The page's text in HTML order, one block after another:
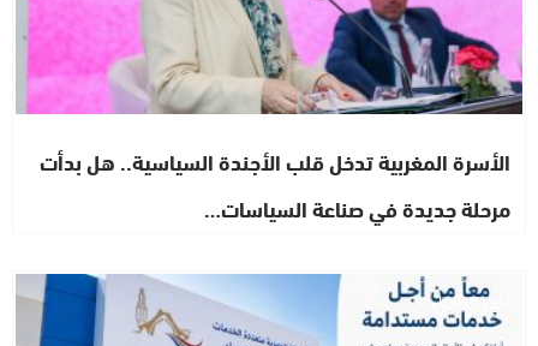
الأسرة المغربية تدخل قلب الأجندة السياسية.. هل بدأت
مرحلة جديدة في صناعة السياسات…
أخبار الصحراء